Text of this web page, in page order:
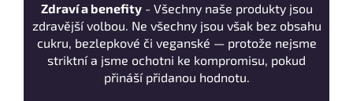
Zdraví a benefity- Všechny naše produkty jsou
zdravější volbou. Ne všechny jsou však bez obsahu
cukru, bezlepkové či veganské — protože nejsme
striktní a jsme ochotni ke kompromisu, pokud
přináší přidanou hodnotu.